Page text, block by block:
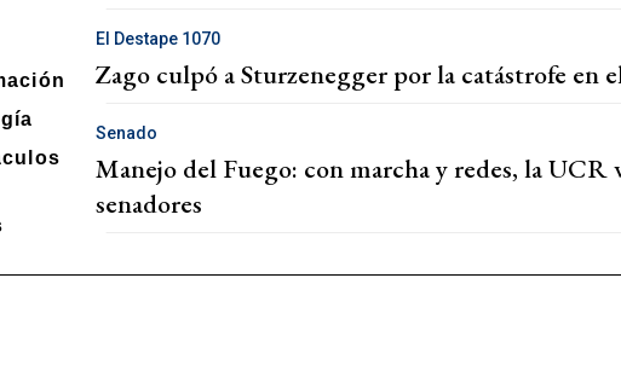
El Destape 1070
Zago culpó a Sturzenegger por la catástrofe en
Senado
Manejo del Fuego: con marcha y redes, la UCR
senadores